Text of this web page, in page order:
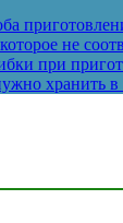
не
при
хранить